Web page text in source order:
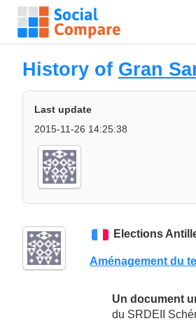
History of Gran
Last update
2015-11-26 14:25:38
Elections
Aménagement du
Un document
du SRDEII